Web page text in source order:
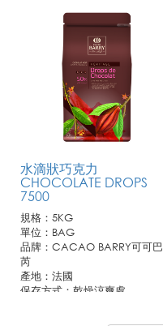
水滴狀巧克力
CHOCOLATE DROPS
7500
規格：5KG
單位：BAG
品牌：CACAO BARRY可可巴
芮
產地：法國
保存方式：乾燥涼爽處